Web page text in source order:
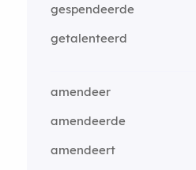
gespendeerde
getalenteerd
amendeer
amendeerde
amendeert